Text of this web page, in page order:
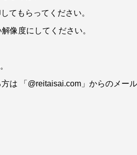
てもらってください。
像度にしてください。
は 「@reitaisai.com」からのメー